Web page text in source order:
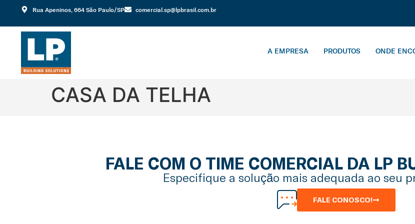
Rua Apeninos, 664 São Paulo/SP comercial.sp@lpbrasil.com.br
A EMPRESA PRODUTOS ONDE
CASA DA TELHA
FALE COM O TIME COMERCIAL DA LP
Especifique a solução mais adequada ao seu
FALE CONOSCO!